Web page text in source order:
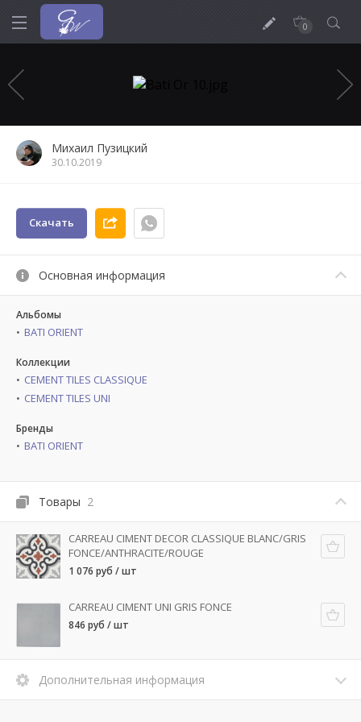
0
Михаил Пузицкий
30.10.2019
Скачать
Основная информация
Альбомы
BATI ORIENT
Коллекции
CEMENT TILES CLASSIQUE
CEMENT TILES UNI
Бренды
BATI ORIENT
Товары 2
CARREAU CIMENT DECOR CLASSIQUE BLANC/GRIS
FONCE/ANTHRACITE/ROUGE
1 076 руб / шт
CARREAU CIMENT UNI GRIS FONCE
846 руб / шт
Дополнительная информация